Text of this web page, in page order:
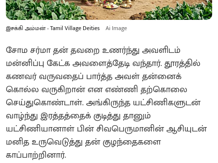
இசக்கி அம்மன் - Tamil Village Deities Ai Image
சோம சர்மா தன் தவறை உணர்ந்து அவளிடம்
மன்னிப்பு கேட்க அவளைத்தேடி வந்தார். தூரத்தில்
கணவர் வருவதைப் பார்த்த அவள் தன்னைக்
கொல்ல வருகிறான் என எண்ணி தற்கொலை
செய்துகொண்டாள். அங்கிருந்த யட்சிணிகளுடன்
வாழ்ந்து இரத்தத்தைக் குடித்து தானும்
யட்சிணியானாள் பின் சிவபெருமானின் ஆசியுடன்
மனித உருவெடுத்து தன் குழந்தைகளை
காப்பாற்றினார்.